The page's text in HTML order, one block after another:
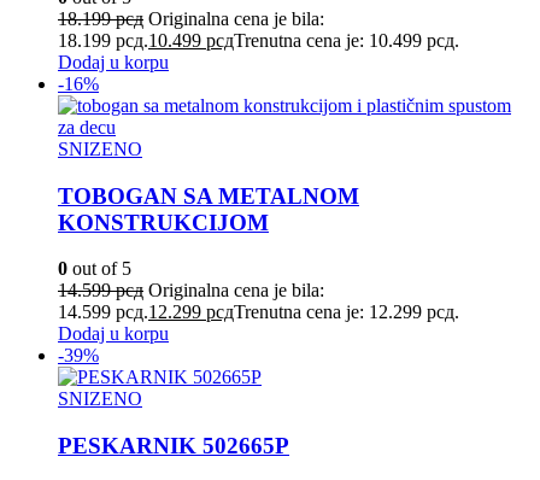
18.199рсд Originalna cena je bila:
18.199 рсд.10.499 рсдTrenutna cena je: 10.499 рсд.
Dodaj u korpu
-16%
SNIZENO
TOBOGAN SA METALNOM
KONSTRUKCIJOM
0 out of 5
14.599рсд Originalna cena je bila:
14.599 рсд.12.299 рсдTrenutna cena je: 12.299 рсд.
Dodaj u korpu
-39%
SNIZENO
PESKARNIK 502665P